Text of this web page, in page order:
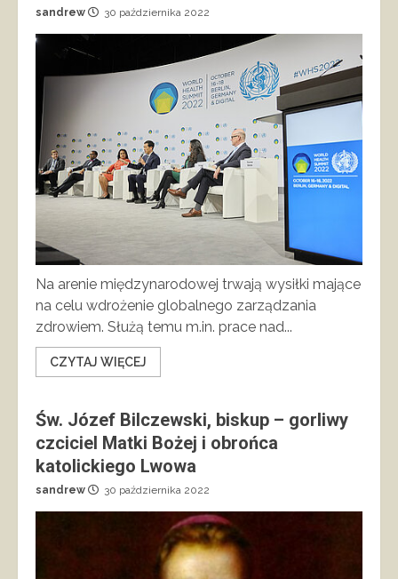
sandrew 30 października 2022
Na arenie międzynarodowej trwają wysiłki mające
na celu wdrożenie globalnego zarządzania
zdrowiem. Służą temu m.in. prace nad...
CZYTAJ WIĘCEJ
Św. Józef Bilczewski, biskup – gorliwy
czciciel Matki Bożej i obrońca
katolickiego Lwowa
sandrew 30 października 2022